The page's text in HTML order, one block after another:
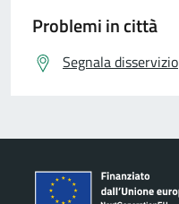
Problemi in città
Segnala disservizio